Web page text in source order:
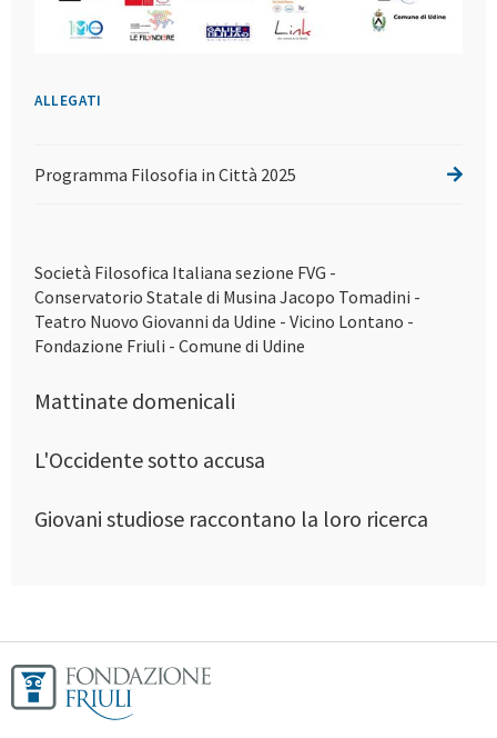
ALLEGATI
Programma Filosofia in Città 2025
Società Filosofica Italiana sezione FVG -
Conservatorio Statale di Musina Jacopo Tomadini -
Teatro Nuovo Giovanni da Udine - Vicino Lontano -
Fondazione Friuli - Comune di Udine
Mattinate domenicali
L'Occidente sotto accusa
Giovani studiose raccontano la loro ricerca